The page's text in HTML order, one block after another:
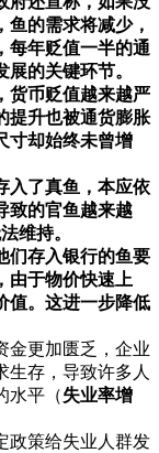
的需求将减少，
每年贬值一半的通
的关键环节。
货币贬值越来越严
提升也被通货膨胀
寸却始终未曾增
入了真鱼，本应依
致的官鱼越来越
维持。
们存入银行的鱼要
由于物价快速上
值。这进一步降低
金更加匮乏，企业
生存，导致许多人
水平（失业率增
政策给失业人群发